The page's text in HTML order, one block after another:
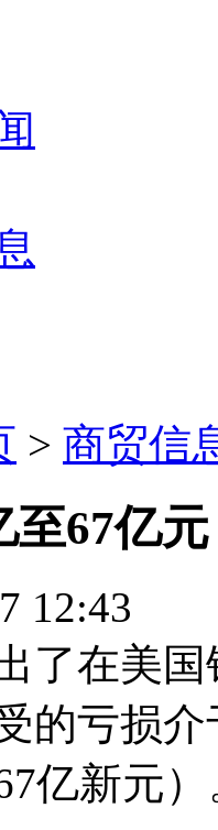
> 商贸信
至67亿元
12:43
了在美国
的亏损
亿新元